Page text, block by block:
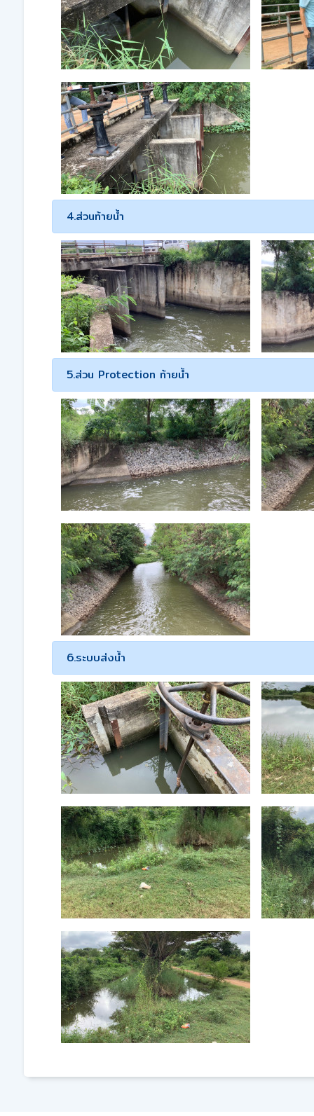
4.ส่วนท้ายน้ำ
5.ส่วน Protection ท้ายน้ำ
6.ระบบส่งน้ำ